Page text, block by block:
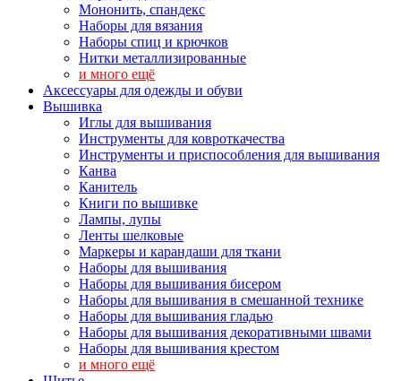
Мононить, спандекс
Наборы для вязания
Наборы спиц и крючков
Нитки металлизированные
и много ещё
Аксессуары для одежды и обуви
Вышивка
Иглы для вышивания
Инструменты для ковроткачества
Инструменты и приспособления для вышивания
Канва
Канитель
Книги по вышивке
Лампы, лупы
Ленты шелковые
Маркеры и карандаши для ткани
Наборы для вышивания
Наборы для вышивания бисером
Наборы для вышивания в смешанной технике
Наборы для вышивания гладью
Наборы для вышивания декоративными швами
Наборы для вышивания крестом
и много ещё